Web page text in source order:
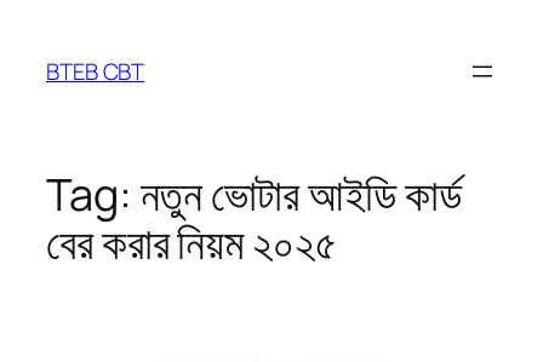
content
BTEB CBT
Tag: নতুন ভোটার আইডি কার্ড
বের করার নিয়ম ২০২৫